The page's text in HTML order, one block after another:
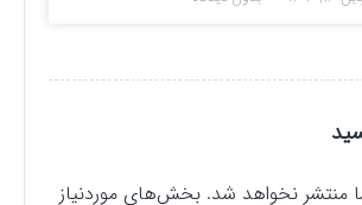
نخواهد شد. بخش‌های موردنیاز